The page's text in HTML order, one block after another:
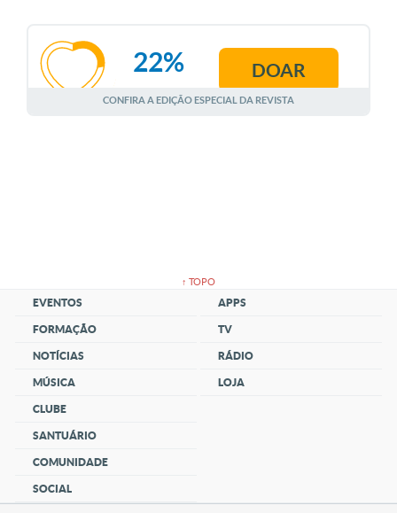
AGOSTO
22% DOAR
CONFIRA A EDIÇÃO ESPECIAL DA REVISTA
↑ TOPO
EVENTOS
FORMAÇÃO
NOTÍCIAS
MÚSICA
CLUBE
SANTUÁRIO
COMUNIDADE
SOCIAL
APPS
TV
RÁDIO
LOJA